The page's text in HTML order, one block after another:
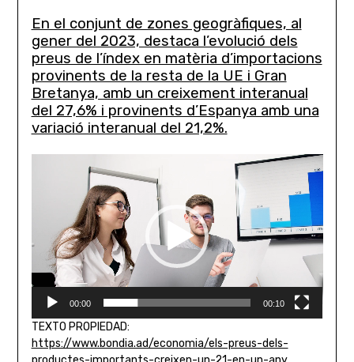
En el conjunt de zones geogràfiques, al
gener del 2023, destaca l’evolució dels
preus de l’índex en matèria d’importacions
provinents de la resta de la UE i Gran
Bretanya, amb un creixement interanual
del 27,6% i provinents d’Espanya amb una
variació interanual del 21,2%.
00:00 00:10
TEXTO PROPIEDAD:
https://www.bondia.ad/economia/els-preus-dels-